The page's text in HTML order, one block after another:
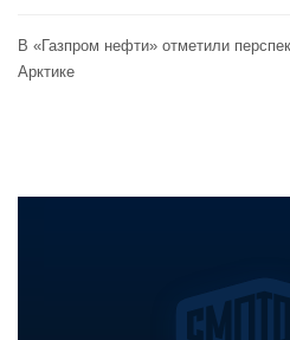
В «Газпром нефти» отметили
Арктике